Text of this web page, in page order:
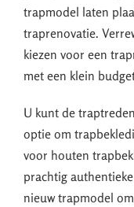
trapmodel laten
traprenovatie.
kiezen voor een
met een klein
U kunt de
optie om
voor houten
prachtig
nieuw trapmodel